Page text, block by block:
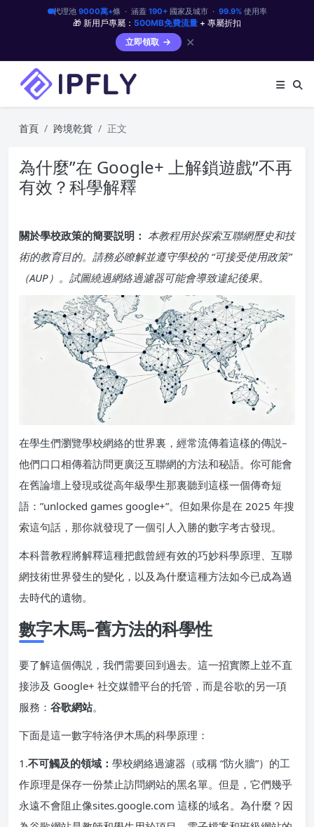
代理池 9000萬+條 · 涵蓋 190+國家及城市 · 99.9%使用率
🎁 新用戶專屬： 500MB免費流量 + 專屬折扣
立即領取
✕
首頁 跨境乾貨 正文
為什麼”在 Google+ 上解鎖遊戲”不再
有效？科學解釋
關於學校政策的簡要説明： 本教程用於探索互聯網歷史和技
術的教育目的。請務必瞭解並遵守學校的 “可接受使用政策”
（AUP）。試圖繞過網絡過濾器可能會導致違紀後果。
在學生們瀏覽學校網絡的世界裏，經常流傳着這樣的傳説–
他們口口相傳着訪問更廣泛互聯網的方法和秘語。你可能會
在舊論壇上發現或從高年級學生那裏聽到這樣一個傳奇短
語：”unlocked games google+”。但如果你是在 2025 年搜
索這句話，那你就發現了一個引人入勝的數字考古發現。
本科普教程將解釋這種把戲曾經有效的巧妙科學原理、互聯
網技術世界發生的變化，以及為什麼這種方法如今已成為過
去時代的遺物。
數字木馬–舊方法的科學性
要了解這個傳説，我們需要回到過去。這一招實際上並不直
接涉及 Google+ 社交媒體平台的托管，而是谷歌的另一項
服務： 谷歌網站。
下面是這一數字特洛伊木馬的科學原理：
1.不可觸及的領域： 學校網絡過濾器（或稱 “防火牆”）的工
作原理是保存一份禁止訪問網站的黑名單。但是，它們幾乎
永遠不會阻止像sites.google.com 這樣的域名。為什麼？因